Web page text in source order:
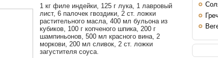
1 кг филе индейки, 125 г лука, 1 лавровый
лист, 6 палочек гвоздики, 2 ст. ложки
растительного масла, 400 мл бульона из
кубиков, 100 г копченого шпика, 200 г
шампиньонов, 500 мл красного вина, 2
моркови, 200 мл сливок, 2 ст. ложки
загустителя соуса.